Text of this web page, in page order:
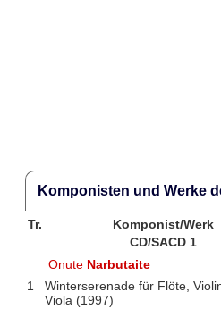
Komponisten und Werke
Tr. Komponist/Werk
CD/SACD 1
Onute Narbutaite
1
Winterserenade für Flöte,
Viola (1997)